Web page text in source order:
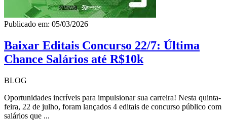
Publicado em: 05/03/2026
Baixar Editais Concurso 22/7: Última
Chance Salários até R$10k
BLOG
Oportunidades incríveis para impulsionar sua carreira! Nesta quinta-
feira, 22 de julho, foram lançados 4 editais de concurso público com
salários que ...